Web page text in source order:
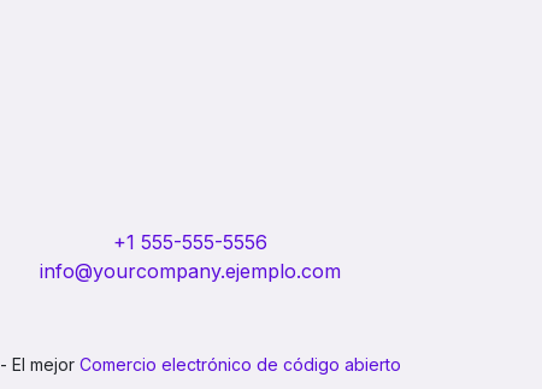
+1 555-555-5556
info@yourcompany.ejemplo.com
- El mejor Comercio electrónico de código abierto